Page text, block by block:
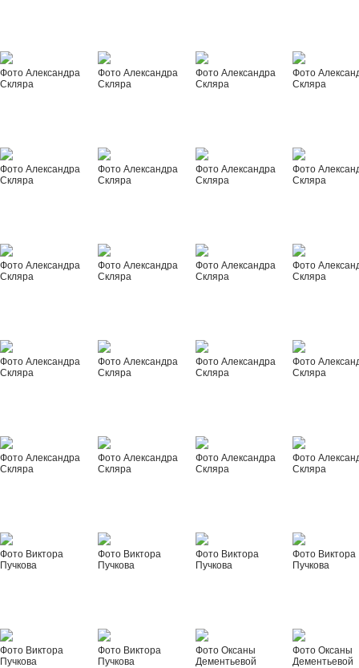
Фото Александра
Скляра
Фото Александра
Скляра
Фото Александра
Скляра
Фото
Скляра
Фото Александра
Скляра
Фото Александра
Скляра
Фото Александра
Скляра
Фото
Скляра
Фото Александра
Скляра
Фото Александра
Скляра
Фото Александра
Скляра
Фото
Скляра
Фото Александра
Скляра
Фото Александра
Скляра
Фото Александра
Скляра
Фото
Скляра
Фото Александра
Скляра
Фото Александра
Скляра
Фото Александра
Скляра
Фото
Скляра
Фото Виктора
Пучкова
Фото Виктора
Пучкова
Фото Виктора
Пучкова
Фото Виктора
Пучкова
Фото Виктора
Пучкова
Фото Виктора
Пучкова
Фото Оксаны
Дементьевой
Фото Оксаны
Дементьевой